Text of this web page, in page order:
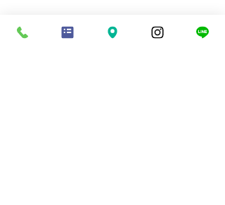
足袋のサイズに合わせて同梱いたします。